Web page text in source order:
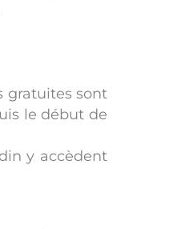
gratuites sont
le début de
y accèdent